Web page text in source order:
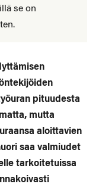
se on
pituudesta
mutta
aloittavien
saa valmiudet
tarkoitetuissa